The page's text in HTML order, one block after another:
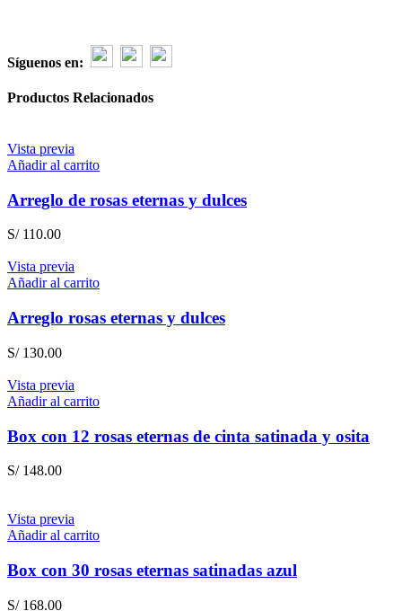
Síguenos en:
Productos Relacionados
Vista previa
Añadir al carrito
Arreglo de rosas eternas y dulces
S/110.00
Vista previa
Añadir al carrito
Arreglo rosas eternas y dulces
S/130.00
Vista previa
Añadir al carrito
Box con 12 rosas eternas de cinta satinada y osita
S/148.00
Vista previa
Añadir al carrito
Box con 30 rosas eternas satinadas azul
S/168.00